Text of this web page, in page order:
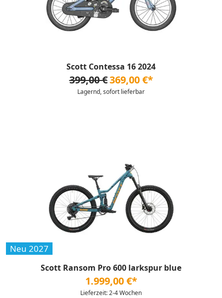
Scott Contessa 16 2024
399,00 €369,00 €*
Lagernd, sofort lieferbar
Neu 2027
Scott Ransom Pro 600 larkspur blue
1.999,00 €*
Lieferzeit: 2-4 Wochen